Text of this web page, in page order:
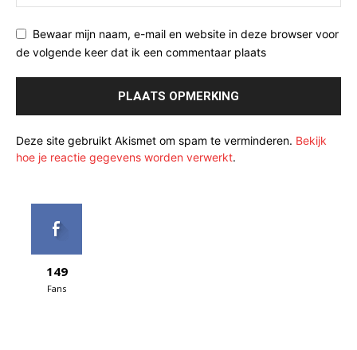
Bewaar mijn naam, e-mail en website in deze browser voor
de volgende keer dat ik een commentaar plaats
Deze site gebruikt Akismet om spam te verminderen. Bekijk
hoe je reactie gegevens worden verwerkt.
149
Fans